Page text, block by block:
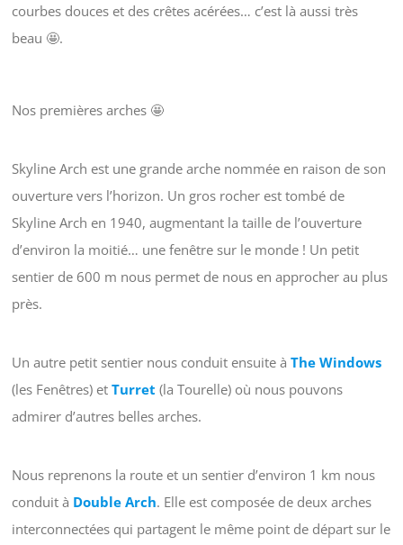
courbes douces et des crêtes acérées… c’est là aussi très
beau 🤩.
Nos premières arches 🤩
Skyline Arch est une grande arche nommée en raison de son
ouverture vers l’horizon. Un gros rocher est tombé de
Skyline Arch en 1940, augmentant la taille de l’ouverture
d’environ la moitié… une fenêtre sur le monde ! Un petit
sentier de 600 m nous permet de nous en approcher au plus
près.
Un autre petit sentier nous conduit ensuite à The Windows
(les Fenêtres) et Turret (la Tourelle) où nous pouvons
admirer d’autres belles arches.
Nous reprenons la route et un sentier d’environ 1 km nous
conduit à Double Arch. Elle est composée de deux arches
interconnectées qui partagent le même point de départ sur le